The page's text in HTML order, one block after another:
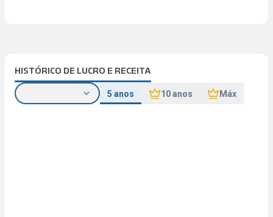
HISTÓRICO DE LUCRO E RECEITA
5 anos 10 anos Máx